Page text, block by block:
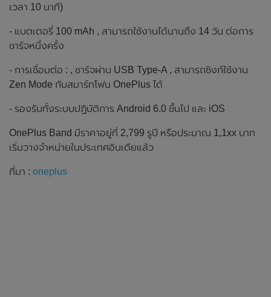
เวลา 10 นาที)
- แบตเตอรี่ 100 mAh , สามารถใช้งานได้นานถึง 14 วัน ต่อการ
ชาร์จหนึ่งครั้ง
- การเชื่อมต่อ : , ชาร์จผ่าน USB Type-A , สามารถซิงก์ใช้งาน
Zen Mode กับสมาร์ทโฟน OnePlus ได้
- รองรับทั้งระบบปฏิบัติการ Android 6.0 ขึ้นไป และ iOS
OnePlus Band มีราคาอยู่ที่ 2,799 รูปี หรือประมาณ 1,1xx บาท
เริ่มวางจำหน่ายในประเทศอินเดียแล้ว
ที่มา : oneplus